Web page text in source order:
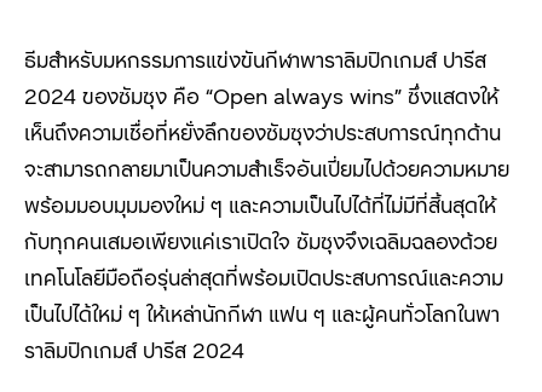
ธีมสำหรับมหกรรมการแข่งขันกีฬาพาราลิมปิกเกมส์ ปารีส
2024 ของซัมซุง คือ “Open always wins” ซึ่งแสดงให้
เห็นถึงความเชื่อที่หยั่งลึกของซัมซุงว่าประสบการณ์ทุกด้าน
จะสามารถกลายมาเป็นความสำเร็จอันเปี่ยมไปด้วยความหมาย
พร้อมมอบมุมมองใหม่ ๆ และความเป็นไปได้ที่ไม่มีที่สิ้นสุดให้
กับทุกคนเสมอเพียงแค่เราเปิดใจ ซัมซุงจึงเฉลิมฉลองด้วย
เทคโนโลยีมือถือรุ่นล่าสุดที่พร้อมเปิดประสบการณ์และความ
เป็นไปได้ใหม่ ๆ ให้เหล่านักกีฬา แฟน ๆ และผู้คนทั่วโลกในพา
ราลิมปิกเกมส์ ปารีส 2024